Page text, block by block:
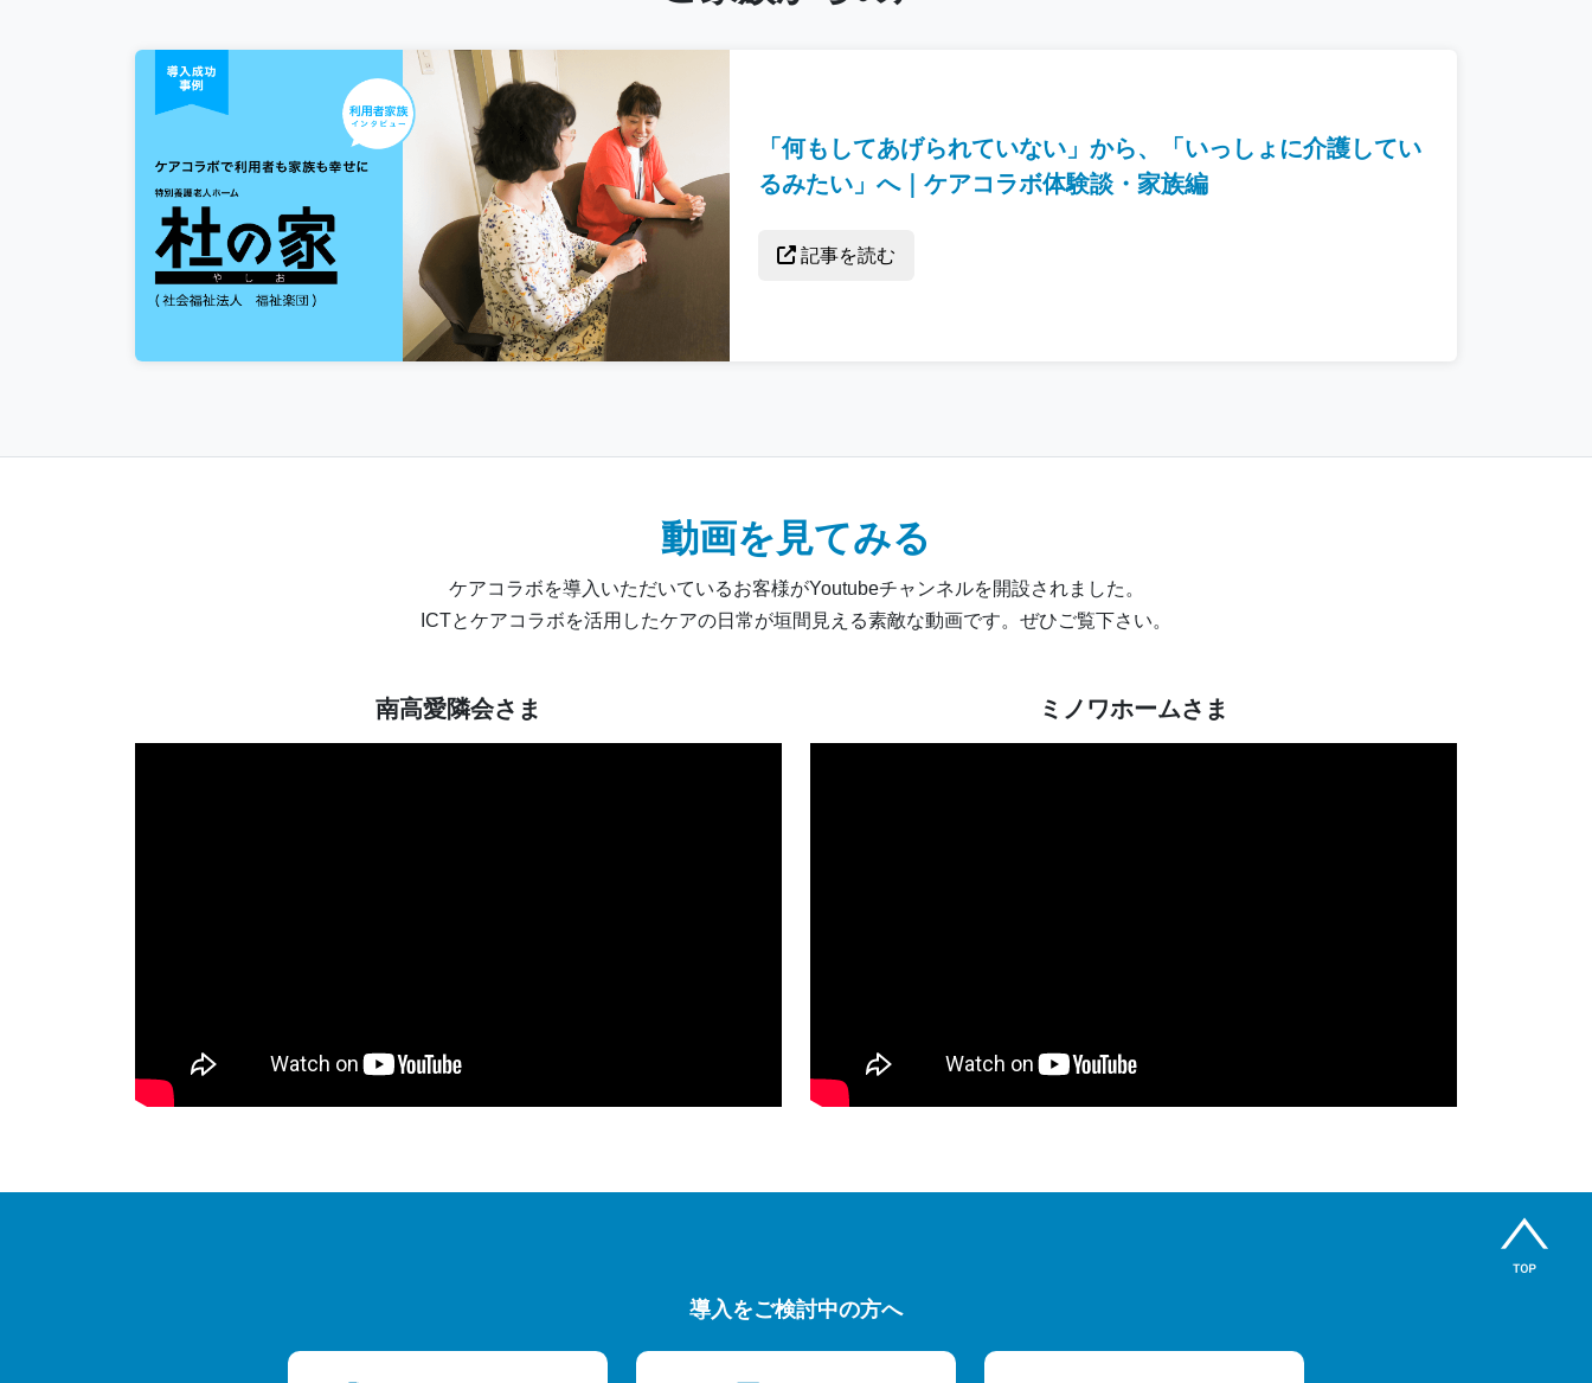
「何もしてあげられていない」から、「いっしょに介護してい
るみたい」へ｜ケアコラボ体験談・家族編
記事を読む
動画を見てみる
ケアコラボを導入いただいているお客様がYoutubeチャンネルを開設されました。
ICTとケアコラボを活用したケアの日常が垣間見える素敵な動画です。ぜひご覧下さい。
南高愛隣会さま ミノワホームさま
導入をご検討中の方へ